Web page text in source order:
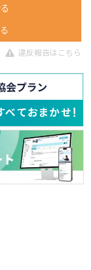
違反報告はこちら